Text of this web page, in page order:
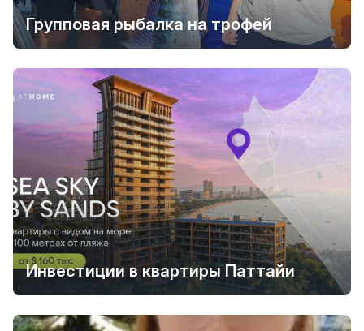
Групповая рыбалка на трофей
Инвестиции в квартиры Паттайи